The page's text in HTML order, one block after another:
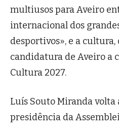
multiusos para Aveiro
internacional dos
desportivos», e a
candidatura de Aveiro a
Cultura 2027.
Luís Souto Miranda volta
presidência da